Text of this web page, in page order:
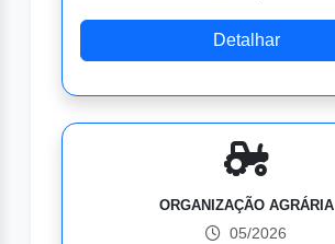
Detalhar
ORGANIZAÇÃO AGRÁRIA
05/2026